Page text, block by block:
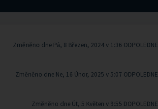
Změněno dne Pá, 8 Březen, 2024 v 1:36 ODPOLEDNE
Změněno dne Ne, 16 Únor, 2025 v 5:07 ODPOLEDNE
Změněno dne Út, 5 Květen v 9:55 DOPOLEDNE